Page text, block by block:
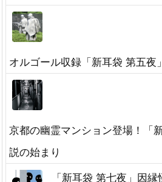
オルゴール収録「新耳袋 第五夜
京都の幽霊マンション登場！「
説の始まり
「新耳袋 第七夜」因